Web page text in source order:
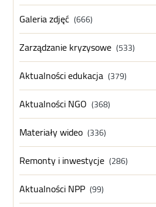
Galeria zdjęć (666)
Zarządzanie kryzysowe (533)
Aktualności edukacja (379)
Aktualności NGO (368)
Materiały wideo (336)
Remonty i inwestycje (286)
Aktualności NPP (99)